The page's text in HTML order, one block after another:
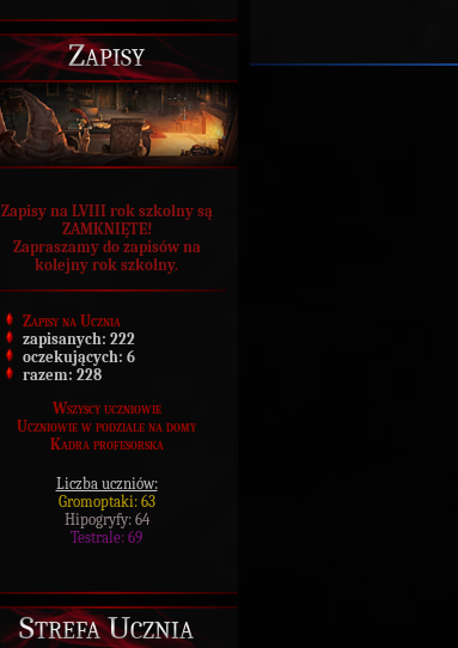
Zapisy
Zapisy na LVIII rok szkolny są
ZAMKNIĘTE!
Zapraszamy do zapisów na
kolejny rok szkolny.
Zapisy na Ucznia
zapisanych: 222
oczekujących: 6
razem: 228
Wszyscy uczniowie
Uczniowie w podziale na domy
Kadra profesorska
Liczba uczniów:
Gromoptaki: 63
Hipogryfy: 64
Testrale: 69
Strefa Ucznia